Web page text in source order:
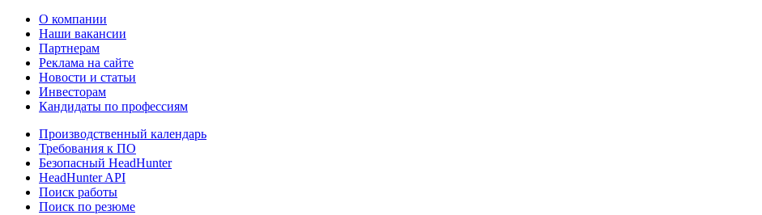
О компании
Наши вакансии
Партнерам
Реклама на сайте
Новости и статьи
Инвесторам
Кандидаты по профессиям
Производственный календарь
Требования к ПО
Безопасный HeadHunter
HeadHunter API
Поиск работы
Поиск по резюме